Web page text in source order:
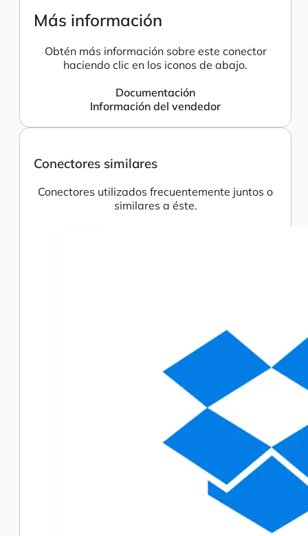
Más información
Obtén más información sobre este conector
haciendo clic en los iconos de abajo.
Documentación
Información del vendedor
Conectores similares
Conectores utilizados frecuentemente juntos o
similares a éste.